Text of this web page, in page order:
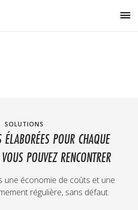
SOLUTIONS
POUR CHAQUE
POUVEZ RENCONTRER
une économie de coûts et une
régulière, sans défaut.